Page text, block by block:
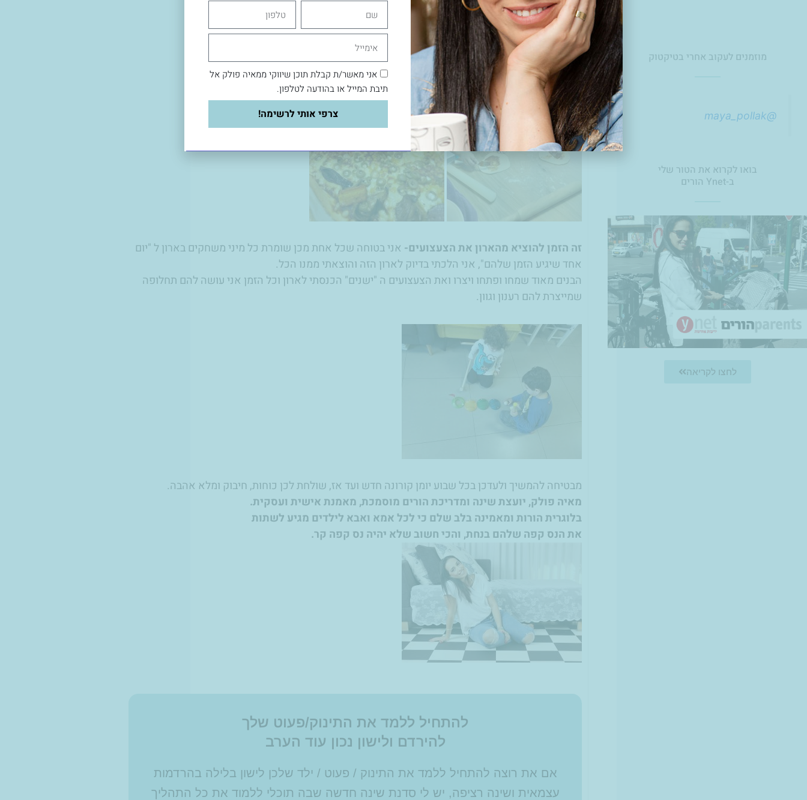
מוזמנים לעקוב אחרי בטיקטוק
@maya_pollak
בואו לקרוא את הטור שלי
ב-Ynet הורים
לחצו לקריאה
היה תענוג.
זה הזמן להוציא מהארון את הצעצועים- אני בטוחה שכל אחת מכן שומרת כל מיני משחקים בארון ל "יום
אחד שיגיע הזמן שלהם", אני הלכתי בדיוק לארון הזה והוצאתי ממנו הכל.
הבנים מאוד שמחו ופתחו ויצרו ואת הצעצועים ה "ישנים" הכנסתי לארון וכל הזמן אני עושה להם תחלופה
שמייצרת להם רענון וגוון.
מבטיחה להמשיך ולעדכן בכל שבוע יומן קורונה חדש ועד אז, שולחת לכן כוחות, חיבוק ומלא אהבה.
מאיה פולק, יועצת שינה ומדריכת הורים מוסמכת, מאמנת אישית ועסקית.
בלוגרית הורות ומאמינה בלב שלם כי לכל אמא ואבא לילדים מגיע לשתות
את הנס קפה שלהם בנחת, והכי חשוב שלא יהיה נס קפה קר.
להתחיל ללמד את התינוק/פעוט שלך
להירדם ולישון נכון עוד הערב
אם את רוצה להתחיל ללמד את התינוק / פעוט / ילד שלכן לישון בלילה בהרדמות
עצמאית ושינה רציפה, יש לי סדנת שינה חדשה שבה תוכלי ללמוד את כל התהליך
אני מאשר/ת קבלת תוכן שיווקי ממאיה פולק אל
תיבת המייל או בהודעה לטלפון.
צרפי אותי לרשימה!